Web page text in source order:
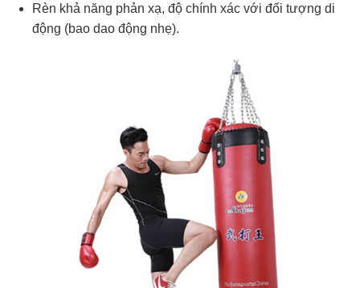
Rèn khả năng phản xạ, độ chính xác với đối tượng di
động (bao dao động nhẹ).